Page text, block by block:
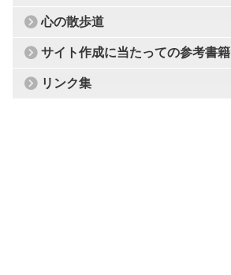
心の散歩道
サイト作成に当たっての参考書籍
リンク集